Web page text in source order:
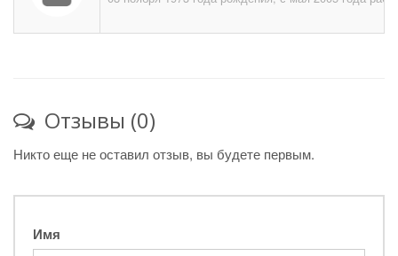
Отзывы (0)
Никто еще не оставил отзыв, вы будете первым.
Имя